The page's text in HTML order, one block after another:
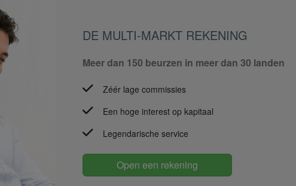
DE MULTI-MARKT REKENING
Meer dan 150 beurzen in meer dan 30 landen
Zéér lage commissies
Een hoge interest op kapitaal
Legendarische service
Open een rekening